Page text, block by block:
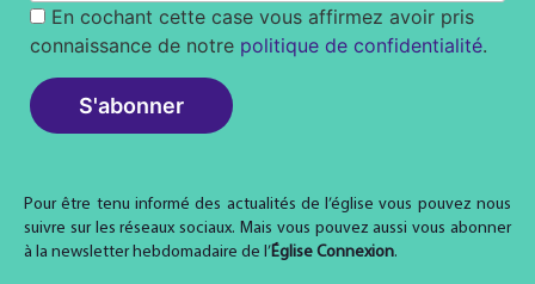
Pour être tenu informé des actualités de l’église vous pouvez nous
suivre sur les réseaux sociaux. Mais vous pouvez aussi vous abonner
à la newsletter hebdomadaire de l’Église Connexion.
En cochant cette case vous affirmez avoir pris
connaissance de notre politique de confidentialité.